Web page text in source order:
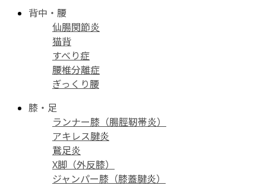
背中・腰
仙腸関節炎
猫背
すべり症
腰椎分離症
ぎっくり腰
膝・足
ランナー膝（腸脛靭帯炎）
アキレス腱炎
鵞足炎
X脚（外反膝）
ジャンパー膝（膝蓋腱炎）